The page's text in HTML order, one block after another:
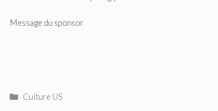
Message du sponsor
Catégories
Culture US